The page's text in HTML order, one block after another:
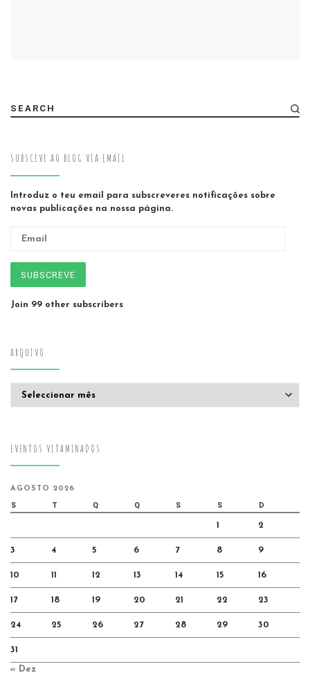
SEARCH
SUBSCEVE AO BLOG VIA EMAIL
Introduz o teu email para subscreveres notificações sobre
novas publicações na nossa página.
SUBSCREVE
Join 99 other subscribers
ARQUIVO
EVENTOS VITAMINADOS
AGOSTO 2026
S T Q Q S S D
1 2
3 4 5 6 7 8 9
10 11 12 13 14 15 16
17 18 19 20 21 22 23
24 25 26 27 28 29 30
31
« Dez